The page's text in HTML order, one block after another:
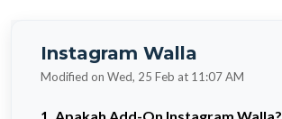
Instagram Walla
Modified on Wed, 25 Feb at 11:07 AM